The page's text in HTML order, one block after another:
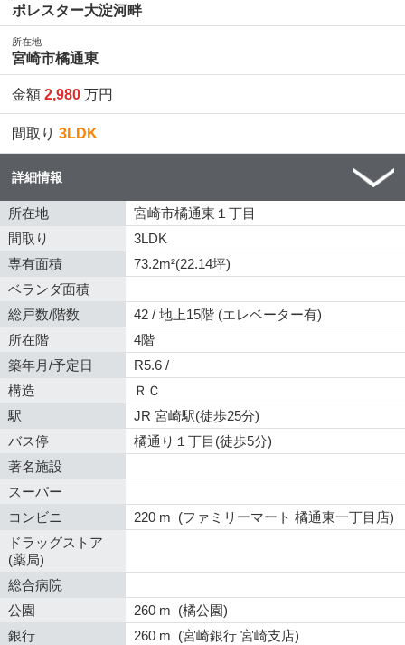
ポレスター大淀河畔
所在地
宮崎市橘通東
金額2,980 万円
間取り3LDK
詳細情報
所在地
宮崎市橘通東１丁目
間取り
3LDK
専有面積
73.2m²(22.14坪)
ベランダ面積
総戸数/階数
42 / 地上15階 (エレベーター有)
所在階
4階
築年月/予定日
R5.6 /
構造
ＲＣ
駅
JR 宮崎駅(徒歩25分)
バス停
橘通り１丁目(徒歩5分)
著名施設
スーパー
コンビニ
220 m (ファミリーマート 橘通東一丁目店)
ドラッグストア
(薬局)
総合病院
公園
260 m (橘公園)
銀行
260 m (宮崎銀行 宮崎支店)